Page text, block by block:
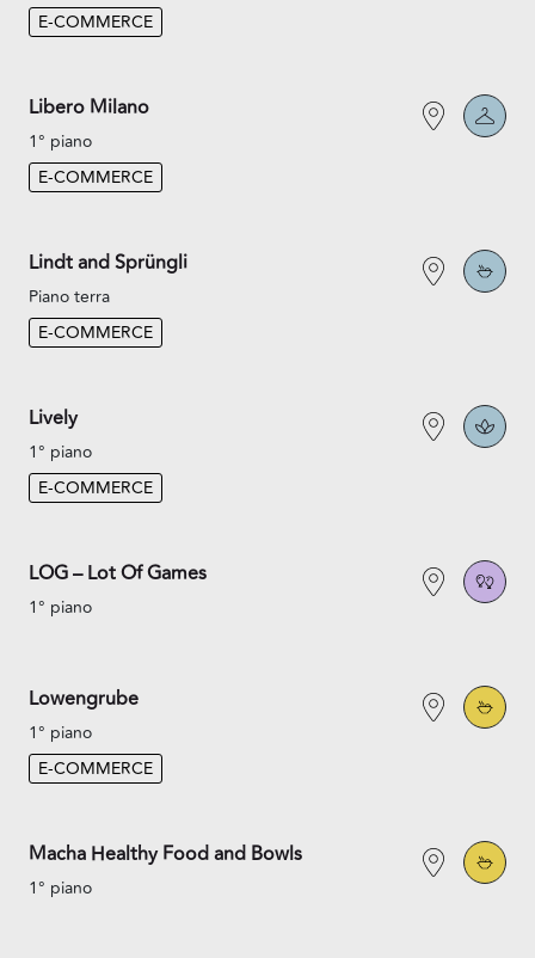
E-COMMERCE
Libero Milano
1° piano
E-COMMERCE
Lindt and Sprüngli
Piano terra
E-COMMERCE
Lively
1° piano
E-COMMERCE
LOG – Lot Of Games
1° piano
Lowengrube
1° piano
E-COMMERCE
Macha Healthy Food and Bowls
1° piano